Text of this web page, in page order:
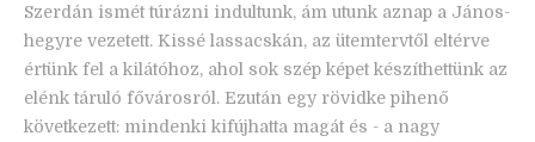
Szerdán ismét túrázni indultunk, ám utunk aznap a János-
hegyre vezetett. Kissé lassacskán, az ütemtervtől eltérve
értünk fel a kilátóhoz, ahol sok szép képet készíthettünk az
elénk táruló fővárosról. Ezután egy rövidke pihenő
következett: mindenki kifújhatta magát és - a nagy